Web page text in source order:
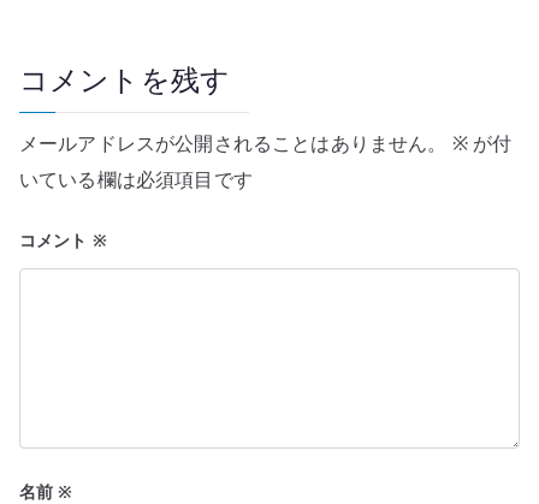
ゲ
ー
シ
ン
コメントを残す
メールアドレスが公開されることはありません。 ※が付
いている欄は必須項目です
コメント ※
名前※